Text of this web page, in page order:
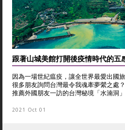
跟著山城美館打開後疫情時代的五
因為一場世紀瘟疫，讓全世界最愛出國
很多朋友詢問台灣最令我魂牽夢縈之處
推薦外國朋友一訪的台灣秘境「水湳洞
2021 Oct 01